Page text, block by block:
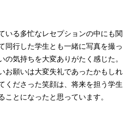
いる多忙なレセプションの中にも関
同行した学生とも一緒に写真を撮っ
の気持ちを大変ありがたく感じた。
お願いは大変失礼であったかもしれ
くださった笑顔は、将来を担う学生
ことになったと思っています。